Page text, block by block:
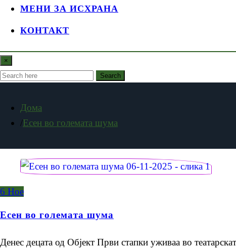
МЕНИ ЗА ИСХРАНА
КОНТАКТ
×
Search
Дома
Есен во големата шума
6 Ное
Есен во големата шума
Денес децата од Објект Први стапки уживаа во